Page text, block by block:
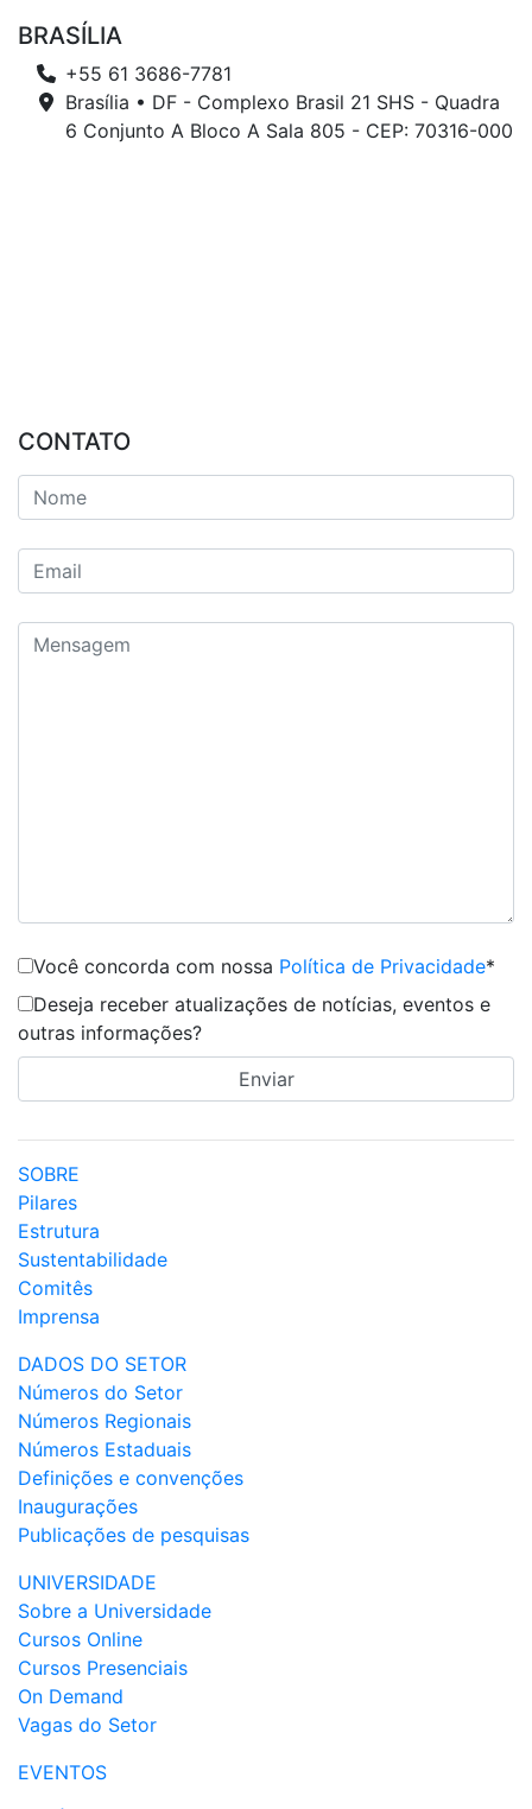
BRASÍLIA
+55 61 3686-7781
Brasília • DF - Complexo Brasil 21 SHS - Quadra
6 Conjunto A Bloco A Sala 805 - CEP: 70316-000
CONTATO
Você concorda com nossa Política de Privacidade*
Deseja receber atualizações de notícias, eventos e
outras informações?
SOBRE
Pilares
Estrutura
Sustentabilidade
Comitês
Imprensa
DADOS DO SETOR
Números do Setor
Números Regionais
Números Estaduais
Definições e convenções
Inaugurações
Publicações de pesquisas
UNIVERSIDADE
Sobre a Universidade
Cursos Online
Cursos Presenciais
On Demand
Vagas do Setor
EVENTOS